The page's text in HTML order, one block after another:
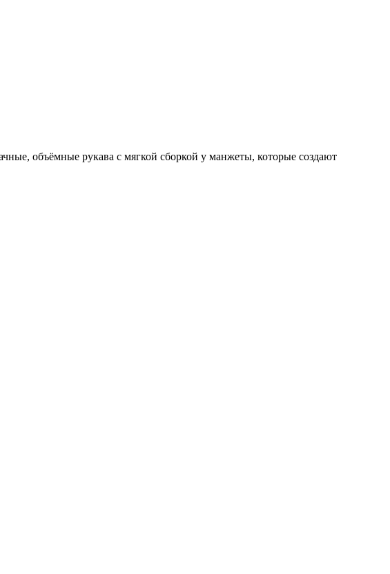
объёмные рукава с мягкой сборкой у манжеты, которые создают